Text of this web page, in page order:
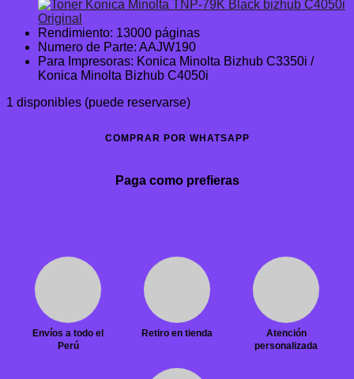
Rendimiento: 13000 páginas
Numero de Parte: AAJW190
Para Impresoras: Konica Minolta Bizhub C3350i /
Konica Minolta Bizhub C4050i
1 disponibles (puede reservarse)
COMPRAR POR WHATSAPP
Paga como prefieras
Envíos a todo el
Perú
Retiro en tienda
Atención
personalizada